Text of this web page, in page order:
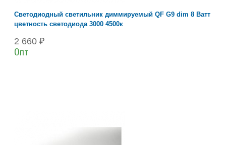
Светодиодный светильник диммируемый QF G9 dim 8 Ватт
цветность светодиода 3000 4500к
2 660 ₽
Опт